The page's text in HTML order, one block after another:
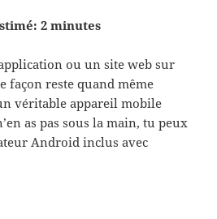
2 minutes
ou un site web sur
façon reste quand même
véritable appareil mobile
as pas sous la main, tu peux
Android inclus avec